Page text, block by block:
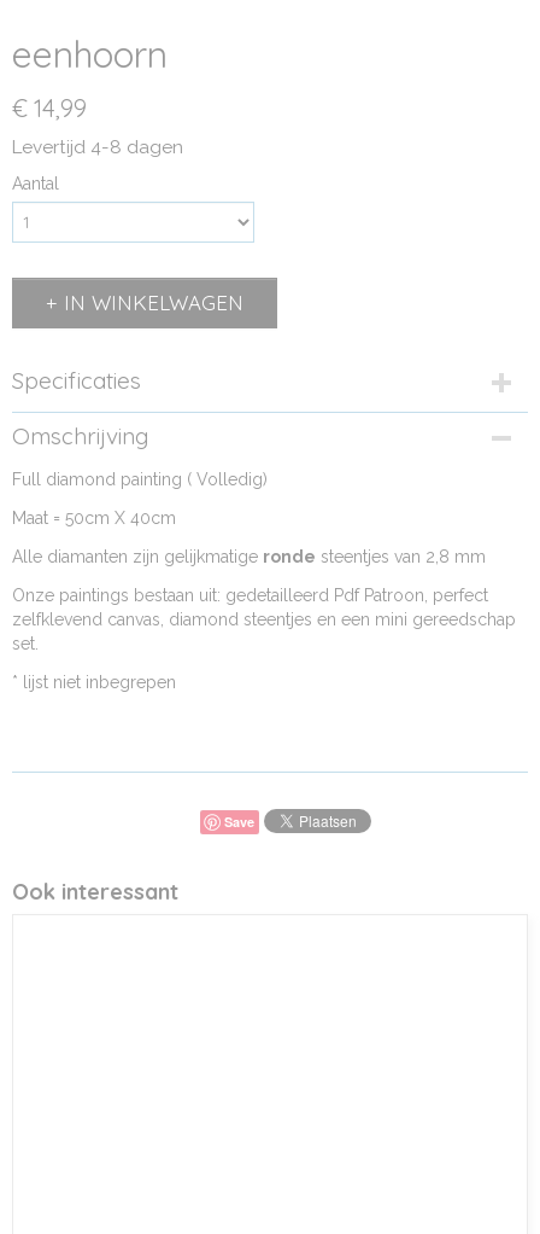
eenhoorn
€ 14,99
Levertijd 4-8 dagen
Aantal
IN WINKELWAGEN
Specificaties
EAN code
8785266767189
Bruto gewicht
Afmetingen (l,b,h)
47 x 57 x 0 cm
Omschrijving
Full diamond painting ( Volledig)
Maat = 50cm X 40cm
Alle diamanten zijn gelijkmatige ronde steentjes van 2,8 mm
Onze paintings bestaan uit: gedetailleerd Pdf Patroon, perfect
zelfklevend canvas, diamond steentjes en een mini gereedschap
set.
* lijst niet inbegrepen
Save
Ook interessant